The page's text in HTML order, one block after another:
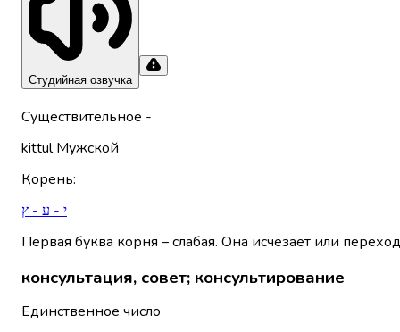
Студийная озвучка
Существительное -
kittul Мужской
Корень:
י - ע - ץ
Первая буква корня – слабая. Она исчезает или
консультация, совет; консультирование
Единственное число